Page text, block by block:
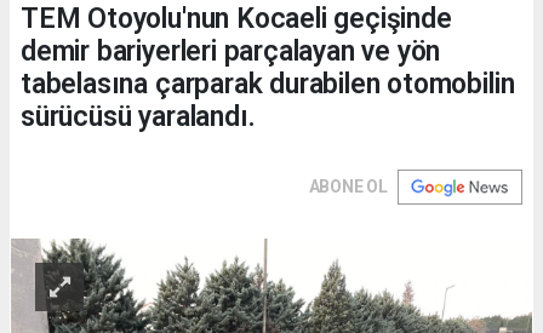
TEM Otoyolu'nun Kocaeli geçişinde
demir bariyerleri parçalayan ve yön
tabelasına çarparak durabilen otomobilin
sürücüsü yaralandı.
ABONE OL